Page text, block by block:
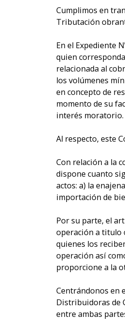
Cumplimos en
Tributación
En el Expediente
quien
relacionada al
los volúmenes
en concepto de
momento de su
interés moratorio.
Al respecto, este
Con relación a la
dispone cuanto
actos: a) la
importación de
Por su parte, el
operación a titulo
quienes los
operación así
proporcione a la
Centrándonos en
Distribuidoras de
entre ambas